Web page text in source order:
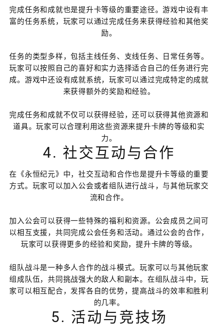
完成任务和成就也是提升卡等级的重要途径。游戏中设有丰
富的任务系统，玩家可以通过完成任务来获得经验和其他奖
励。
任务的类型多样，包括主线任务、支线任务、日常任务等。
玩家可以按照自己的喜好和实力选择适合自己的任务进行完
成。游戏中还设有成就系统，玩家可以通过完成特定的成就
来获得额外的奖励和经验。
完成任务和成就不仅可以获得经验，还可以获得其他资源和
道具。玩家可以合理利用这些资源来提升卡牌的等级和实
力。
4. 社交互动与合作
在《永恒纪元》中，社交互动和合作也是提升卡等级的重要
方式。玩家可以加入公会或者组队进行战斗，与其他玩家交
流和合作。
加入公会可以获得一些特殊的福利和资源。公会成员之间可
以相互支援，共同完成公会任务和活动。通过公会的合作，
玩家可以获得更多的经验和奖励，提升卡牌的等级。
组队战斗是一种多人合作的战斗模式。玩家可以与其他玩家
组成队伍，共同挑战强大的敌人和副本。在组队战斗中，玩
家可以相互配合，发挥各自的优势，提高战斗的效率和胜利
的几率。
5. 活动与竞技场